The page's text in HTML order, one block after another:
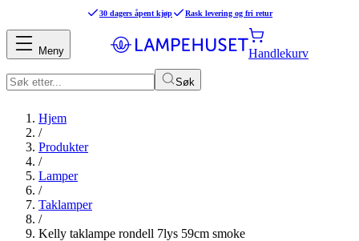
30 dagers åpent kjøp Rask levering og fri retur
Søk
Handlekurv
Meny
Hjem
/
Produkter
/
Lamper
/
Taklamper
/
Kelly taklampe rondell 7lys 59cm smoke